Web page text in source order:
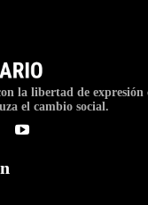
la libertad de expresión
el cambio social.